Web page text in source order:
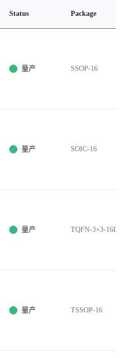
Status Package
量产 SSOP-16
量产 SOIC-16
量产 TQFN-3×3-16L
量产 TSSOP-16